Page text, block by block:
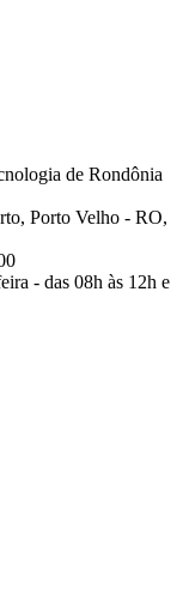
de Rondônia
Porto Velho - RO,
- das 08h às 12h e